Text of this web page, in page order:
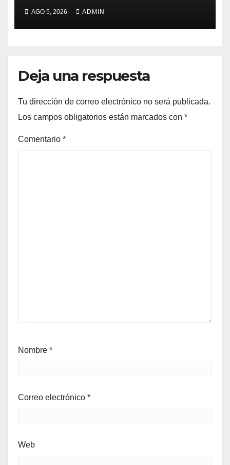
98%
AGO 5, 2026 ADMIN
Deja una respuesta
Tu dirección de correo electrónico no será publicada.
Los campos obligatorios están marcados con *
Comentario *
Nombre *
Correo electrónico *
Web